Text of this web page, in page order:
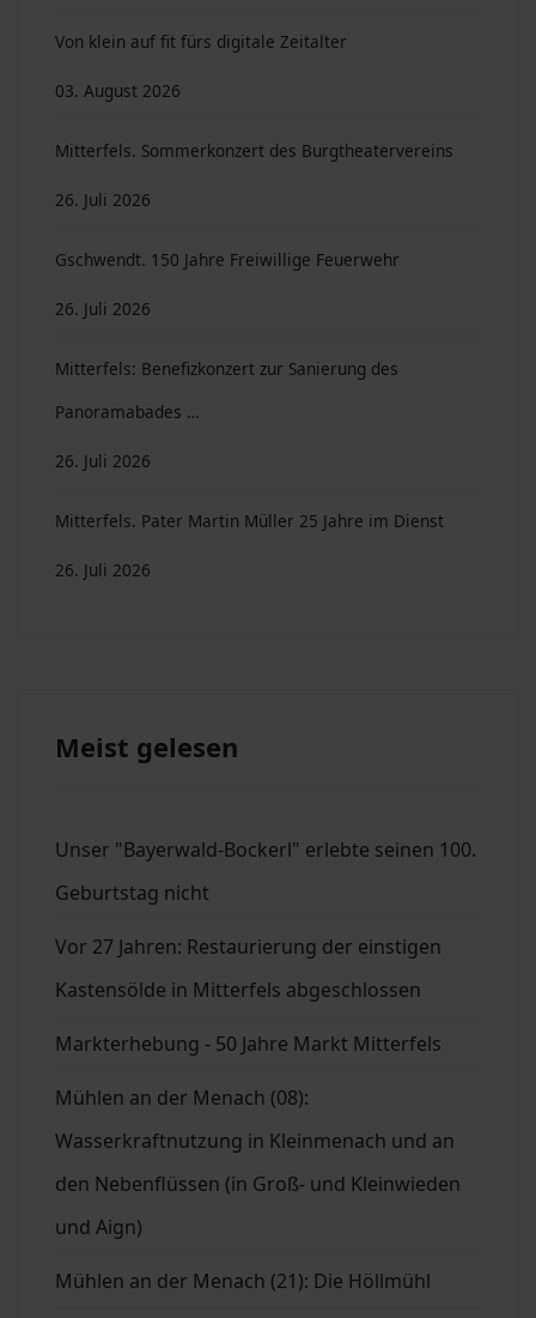
Von klein auf fit fürs digitale Zeitalter
03. August 2026
Mitterfels. Sommerkonzert des Burgtheatervereins
26. Juli 2026
Gschwendt. 150 Jahre Freiwillige Feuerwehr
26. Juli 2026
Mitterfels: Benefizkonzert zur Sanierung des
Panoramabades …
26. Juli 2026
Mitterfels. Pater Martin Müller 25 Jahre im Dienst
26. Juli 2026
Meist gelesen
Unser "Bayerwald-Bockerl" erlebte seinen 100.
Geburtstag nicht
Vor 27 Jahren: Restaurierung der einstigen
Kastensölde in Mitterfels abgeschlossen
Markterhebung - 50 Jahre Markt Mitterfels
Mühlen an der Menach (08):
Wasserkraftnutzung in Kleinmenach und an
den Nebenflüssen (in Groß- und Kleinwieden
und Aign)
Mühlen an der Menach (21): Die Höllmühl